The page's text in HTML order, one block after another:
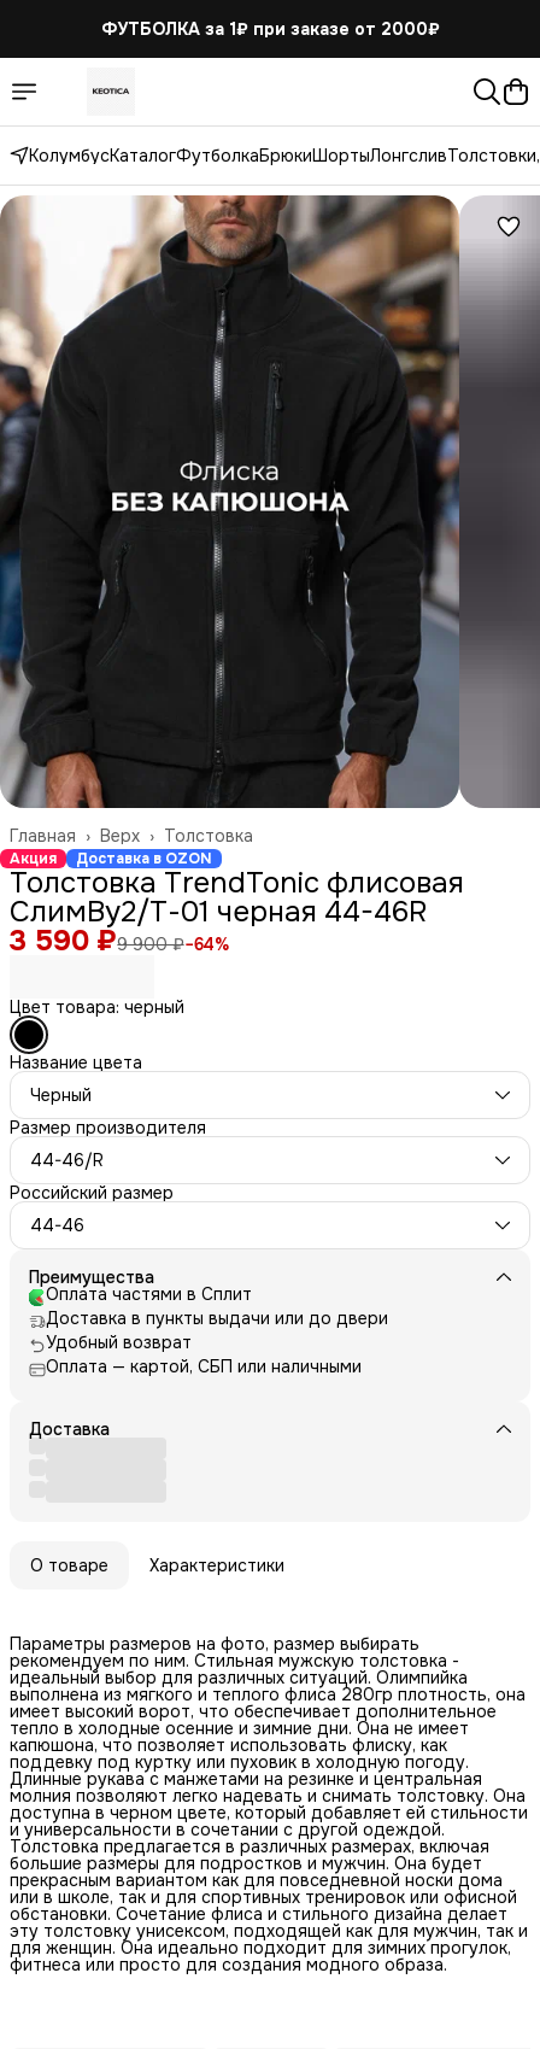
ФУТБОЛКА за 1₽ при заказе от 2000₽
КолумбусКаталогФутболкаБрюкиШортыЛонгслив
Толстовка
Верх ›
Главная ›
Акция Доставка в OZON
Толстовка TrendTonic флисовая
СлимВу2/Т-01 черная 44-46R
3 590 ₽9 900 ₽−64%
Цвет товара: черный
Название цвета
Черный
Размер производителя
44-46/R
Российский размер
44-46
Преимущества
Оплата частями в Сплит
Доставка в пункты выдачи или до двери
Удобный возврат
Оплата — картой, СБП или наличными
Доставка
О товаре Характеристики
Параметры размеров на фото, размер выбирать
рекомендуем по ним. Стильная мужскую толстовка -
идеальный выбор для различных ситуаций. Олимпийка
выполнена из мягкого и теплого флиса 280гр плотность, она
имеет высокий ворот, что обеспечивает дополнительное
тепло в холодные осенние и зимние дни. Она не имеет
капюшона, что позволяет использовать флиску, как
поддевку под куртку или пуховик в холодную погоду.
Длинные рукава с манжетами на резинке и центральная
молния позволяют легко надевать и снимать толстовку. Она
доступна в черном цвете, который добавляет ей стильности
и универсальности в сочетании с другой одеждой.
Толстовка предлагается в различных размерах, включая
большие размеры для подростков и мужчин. Она будет
прекрасным вариантом как для повседневной носки дома
или в школе, так и для спортивных тренировок или офисной
обстановки. Сочетание флиса и стильного дизайна делает
эту толстовку унисексом, подходящей как для мужчин, так и
для женщин. Она идеально подходит для зимних прогулок,
фитнеса или просто для создания модного образа.